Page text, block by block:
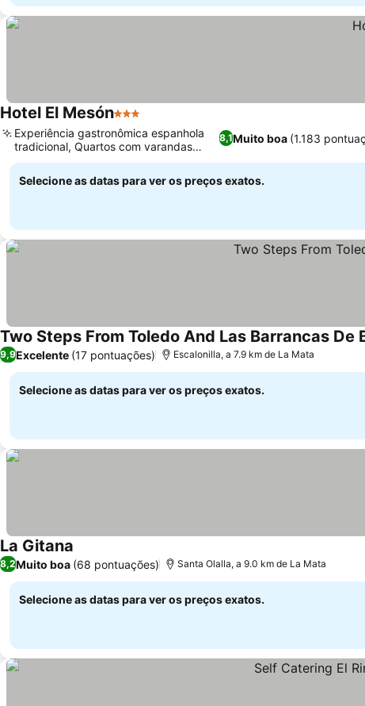
Hotel El Mesón3 Estrelas
8,1Muito boa (1.183
Experiência gastronômica espanhola
tradicional, Quartos com varandas
privativas
Selecione as datas para ver os preços exatos.
Two Steps From Toledo And Las Barrancas De
9,9Excelente (17 pontuações) Escalonilla, a 7.9 km de La Mata
Selecione as datas para ver os preços exatos.
La Gitana
8,2Muito boa (68 pontuações) Santa Olalla, a 9.0 km de La Mata
Selecione as datas para ver os preços exatos.